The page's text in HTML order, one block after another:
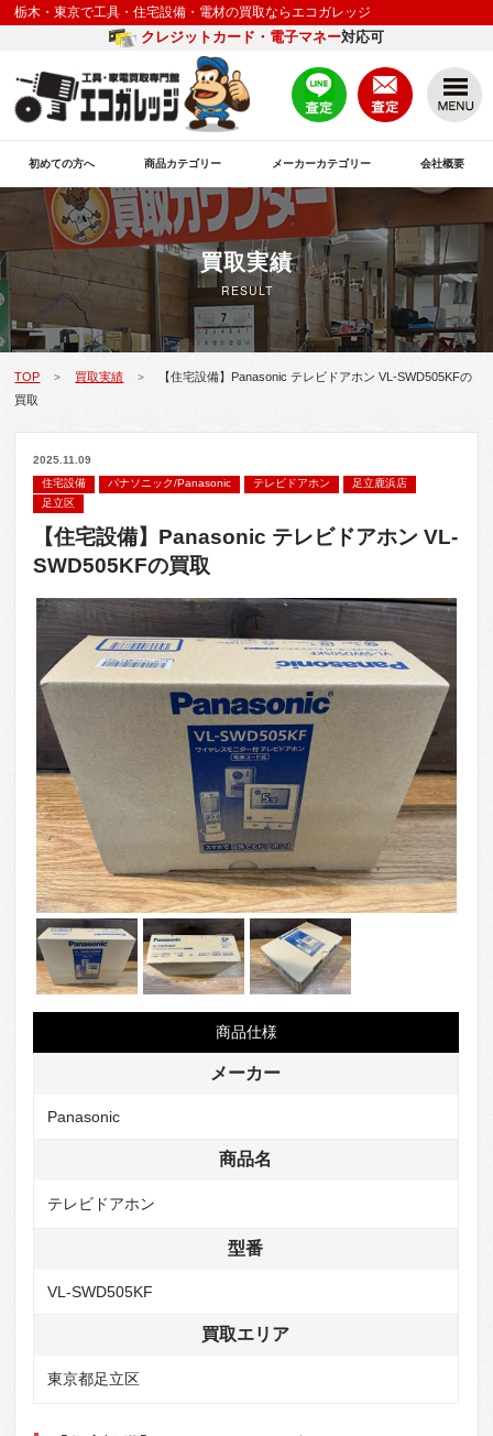
栃木・東京で工具・住宅設備・電材の買取ならエコガレッジ
クレジットカード・電子マネー対応可
初めての方へ 商品カテゴリー メーカーカテゴリー 会社概要
買取実績
RESULT
TOP > 買取実績 >
【住宅設備】Panasonic テレビドアホン VL-SWD505KFの
買取
2025.11.09
住宅設備
パナソニック/Panasonic テレビドアホン
足立鹿浜店
足立区
【住宅設備】Panasonic テレビドアホン VL-
SWD505KFの買取
商品仕様
メーカー
Panasonic
商品名
テレビドアホン
型番
VL-SWD505KF
買取エリア
東京都足立区